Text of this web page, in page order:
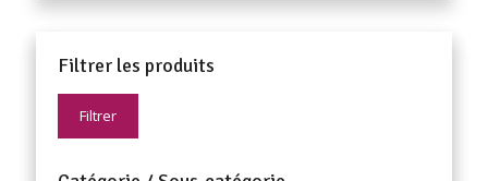
Filtrer les produits
Filtrer